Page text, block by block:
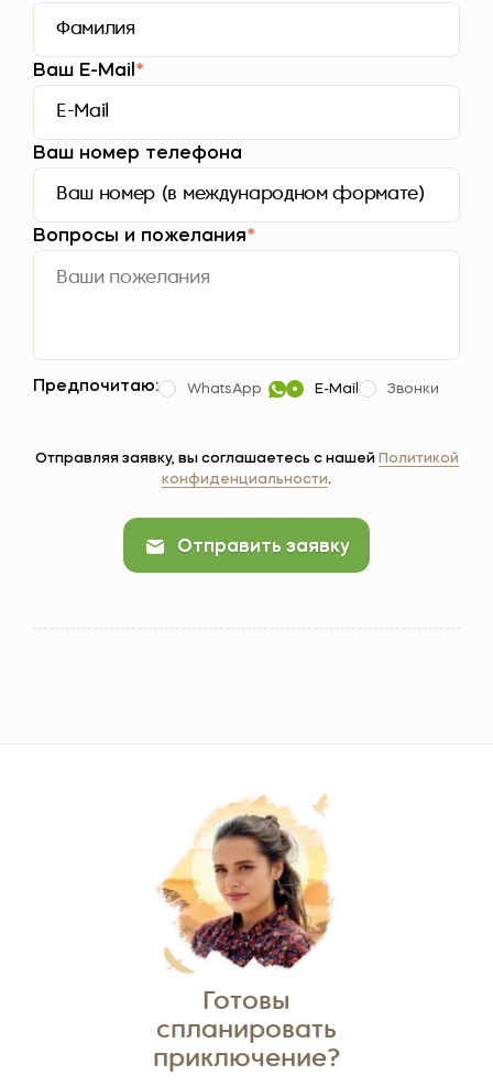
Ваш E-Mail*
Ваш номер телефона
Вопросы и пожелания*
Предпочитаю: WhatsApp E-Mail Звонки
Отправляя заявку, вы соглашаетесь с нашей Политикой
конфиденциальности.
Отправить заявку
Готовы
спланировать
приключение?